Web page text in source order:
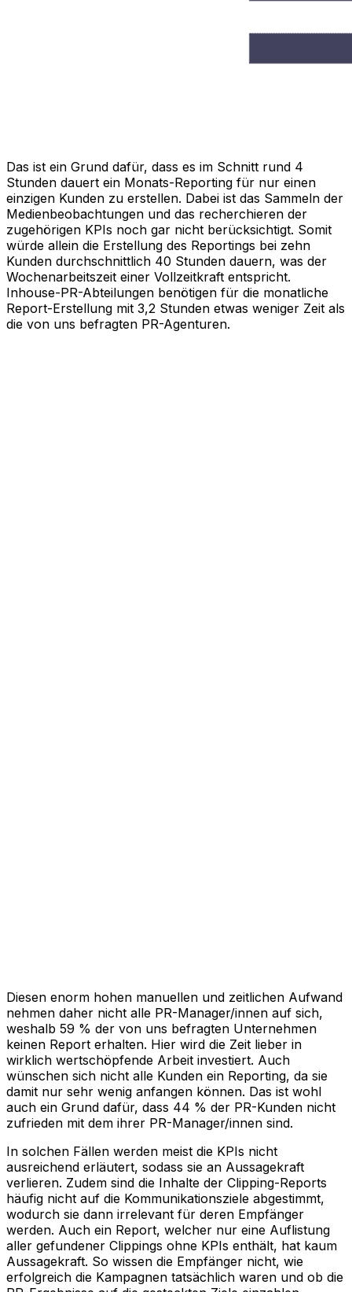
Das ist ein Grund dafür, dass es im Schnitt rund 4
Stunden dauert ein Monats-Reporting für nur einen
einzigen Kunden zu erstellen. Dabei ist das Sammeln der
Medienbeobachtungen und das recherchieren der
zugehörigen KPIs noch gar nicht berücksichtigt. Somit
würde allein die Erstellung des Reportings bei zehn
Kunden durchschnittlich 40 Stunden dauern, was der
Wochenarbeitszeit einer Vollzeitkraft entspricht.
Inhouse-PR-Abteilungen benötigen für die monatliche
Report-Erstellung mit 3,2 Stunden etwas weniger Zeit als
die von uns befragten PR-Agenturen.
Diesen enorm hohen manuellen und zeitlichen Aufwand
nehmen daher nicht alle PR-Manager/innen auf sich,
weshalb 59 % der von uns befragten Unternehmen
keinen Report erhalten. Hier wird die Zeit lieber in
wirklich wertschöpfende Arbeit investiert. Auch
wünschen sich nicht alle Kunden ein Reporting, da sie
damit nur sehr wenig anfangen können. Das ist wohl
auch ein Grund dafür, dass 44 % der PR-Kunden nicht
zufrieden mit dem ihrer PR-Manager/innen sind.
In solchen Fällen werden meist die KPIs nicht
ausreichend erläutert, sodass sie an Aussagekraft
verlieren. Zudem sind die Inhalte der Clipping-Reports
häufig nicht auf die Kommunikationsziele abgestimmt,
wodurch sie dann irrelevant für deren Empfänger
werden. Auch ein Report, welcher nur eine Auflistung
aller gefundener Clippings ohne KPIs enthält, hat kaum
Aussagekraft. So wissen die Empfänger nicht, wie
erfolgreich die Kampagnen tatsächlich waren und ob die